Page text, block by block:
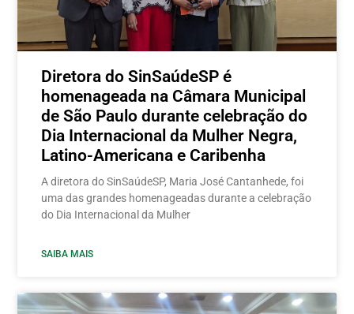
Diretora do SinSaúdeSP é
homenageada na Câmara Municipal
de São Paulo durante celebração do
Dia Internacional da Mulher Negra,
Latino-Americana e Caribenha
A diretora do SinSaúdeSP, Maria José Cantanhede, foi
uma das grandes homenageadas durante a celebração
do Dia Internacional da Mulher
SAIBA MAIS